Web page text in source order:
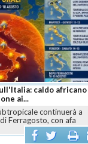
caldo africano
ai...
continuerà a
Ferragosto, con afa